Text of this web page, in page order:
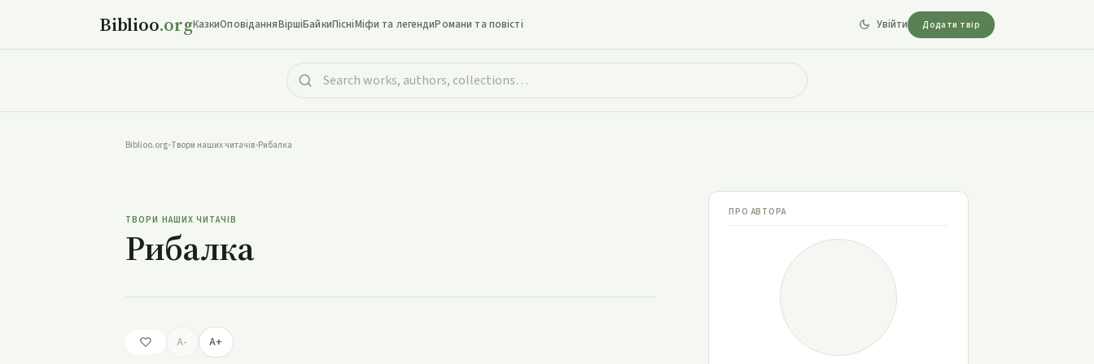
Biblioo.orgКазкиОповіданняВіршіБайкиПісніМіфи та легендиРомани та повісті Увійти Додати твір
Biblioo.org•Твори наших читачів•Рибалка
ТВОРИ НАШИХ ЧИТАЧІВ
Рибалка
A- A+
ПРО АВТОРА